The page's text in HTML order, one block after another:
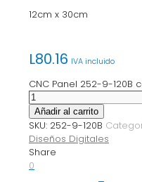
12cm x 30cm
L80.16 IVA incluido
CNC Panel 252-9-120B
Añadir al carrito
SKU: 252-9-120B
Diseños Digitales
Share
0